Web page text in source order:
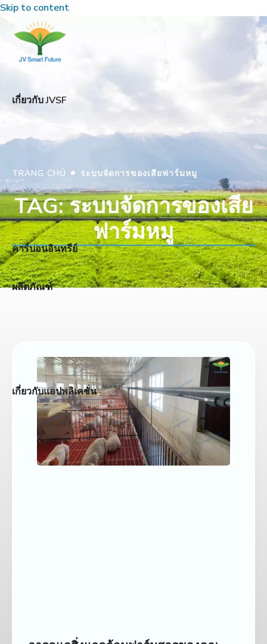
Skip to content
เกี่ยวกับ JVSF
คาร์บอนอินทรีย์
ผลิตภัณฑ์
เกี่ยวกับแอปพลิเคชั่น
TRANG CHỦ • ระบบจัดการของเสียฟาร์มหมู
TAG: ระบบจัดการของเสีย
ฟาร์มหมู